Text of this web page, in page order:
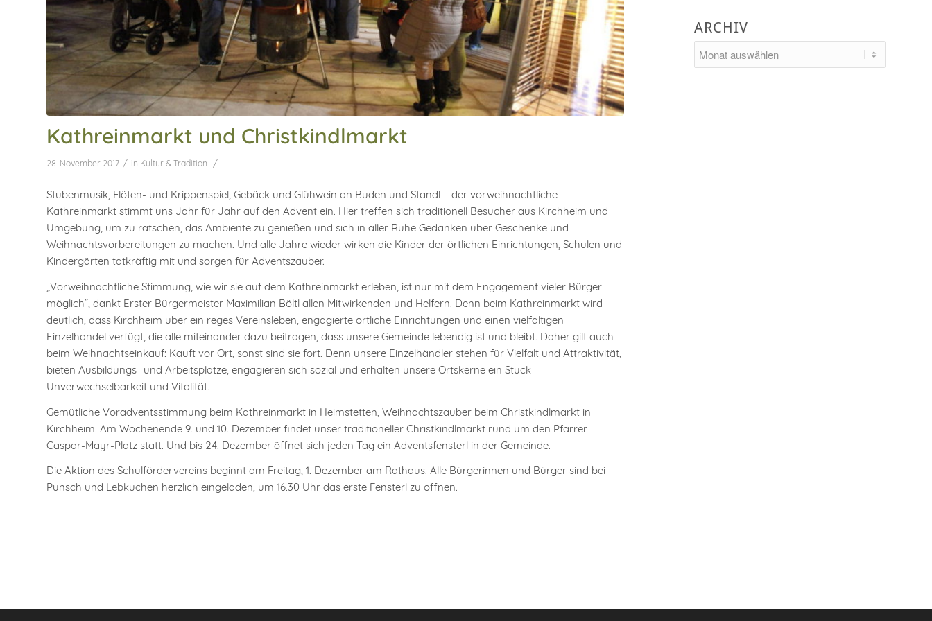
Kathreinmarkt und Christkindlmarkt
28. November 2017 / in Kultur & Tradition /
Stubenmusik, Flöten- und Krippenspiel, Gebäck und Glühwein an Buden und Standl – der vorweihnachtliche
Kathreinmarkt stimmt uns Jahr für Jahr auf den Advent ein. Hier treffen sich traditionell Besucher aus Kirchheim und
Umgebung, um zu ratschen, das Ambiente zu genießen und sich in aller Ruhe Gedanken über Geschenke und
Weihnachtsvorbereitungen zu machen. Und alle Jahre wieder wirken die Kinder der örtlichen Einrichtungen, Schulen und
Kindergärten tatkräftig mit und sorgen für Adventszauber.
„Vorweihnachtliche Stimmung, wie wir sie auf dem Kathreinmarkt erleben, ist nur mit dem Engagement vieler Bürger
möglich“, dankt Erster Bürgermeister Maximilian Böltl allen Mitwirkenden und Helfern. Denn beim Kathreinmarkt wird
deutlich, dass Kirchheim über ein reges Vereinsleben, engagierte örtliche Einrichtungen und einen vielfältigen
Einzelhandel verfügt, die alle miteinander dazu beitragen, dass unsere Gemeinde lebendig ist und bleibt. Daher gilt auch
beim Weihnachtseinkauf: Kauft vor Ort, sonst sind sie fort. Denn unsere Einzelhändler stehen für Vielfalt und Attraktivität,
bieten Ausbildungs- und Arbeitsplätze, engagieren sich sozial und erhalten unsere Ortskerne ein Stück
Unverwechselbarkeit und Vitalität.
Gemütliche Voradventsstimmung beim Kathreinmarkt in Heimstetten, Weihnachtszauber beim Christkindlmarkt in
Kirchheim. Am Wochenende 9. und 10. Dezember findet unser traditioneller Christkindlmarkt rund um den Pfarrer-
Caspar-Mayr-Platz statt. Und bis 24. Dezember öffnet sich jeden Tag ein Adventsfensterl in der Gemeinde.
Die Aktion des Schulfördervereins beginnt am Freitag, 1. Dezember am Rathaus. Alle Bürgerinnen und Bürger sind bei
Punsch und Lebkuchen herzlich eingeladen, um 16.30 Uhr das erste Fensterl zu öffnen.
ARCHIV